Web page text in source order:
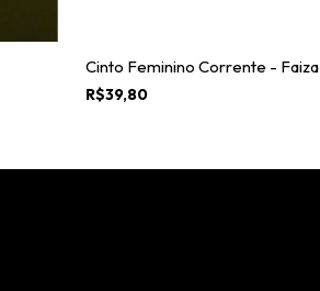
Cinto Feminino Corrente - Faiza
R$39,80